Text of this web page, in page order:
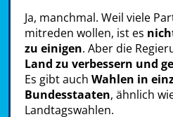
Ja, manchmal. Weil viele
mitreden wollen, ist es
zu einigen. Aber die
Land zu verbessern und
Es gibt auch Wahlen in
Bundesstaaten, ähnlich
Landtagswahlen.